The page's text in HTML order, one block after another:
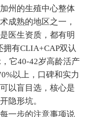
州的生殖中心整体
成熟的地区之一，
医生资质，都有明
拥有CLIA+CAP双认
它40-42岁高龄活产
以上，口碑和实力
以盲目选，核心是
隐形坑。
一步的注意事项说